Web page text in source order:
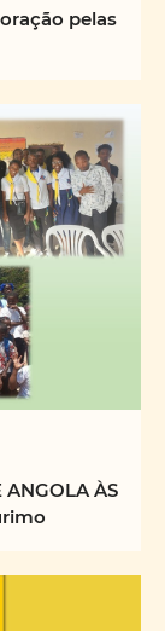
pelas
ANGOLA ÀS